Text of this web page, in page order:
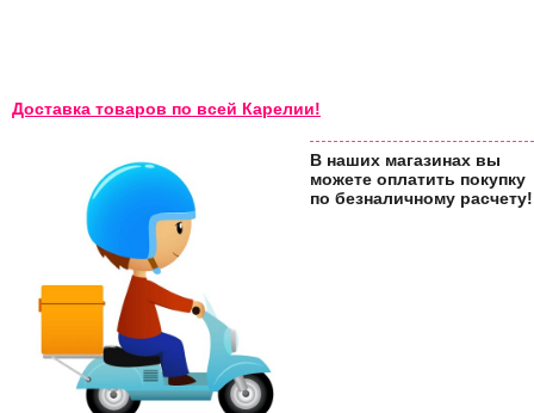
Доставка товаров по всей Карелии!
В наших магазинах вы
можете оплатить покупку
по безналичному расчету!